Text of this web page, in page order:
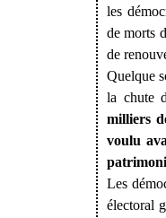
les
de morts
de
Quelque
la chute
milliers
voulu
Les
électoral